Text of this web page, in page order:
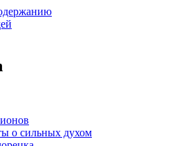
о сильных духом